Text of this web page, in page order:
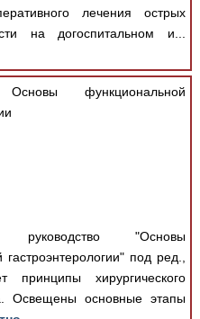
лечения острых
на догоспитальном и...
функциональной
руководство "Основы
под ред.,
принципы хирургического
Освещены основные этапы